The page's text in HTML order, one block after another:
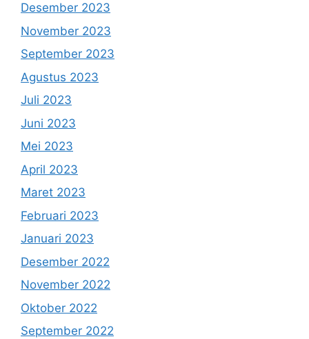
Desember 2023
November 2023
September 2023
Agustus 2023
Juli 2023
Juni 2023
Mei 2023
April 2023
Maret 2023
Februari 2023
Januari 2023
Desember 2022
November 2022
Oktober 2022
September 2022